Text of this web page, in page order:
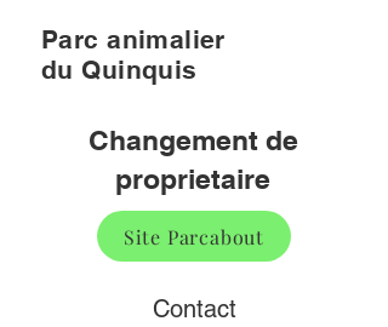
Parc animalier
du Quinquis
Changement de
proprietaire
Site Parcabout
Contact